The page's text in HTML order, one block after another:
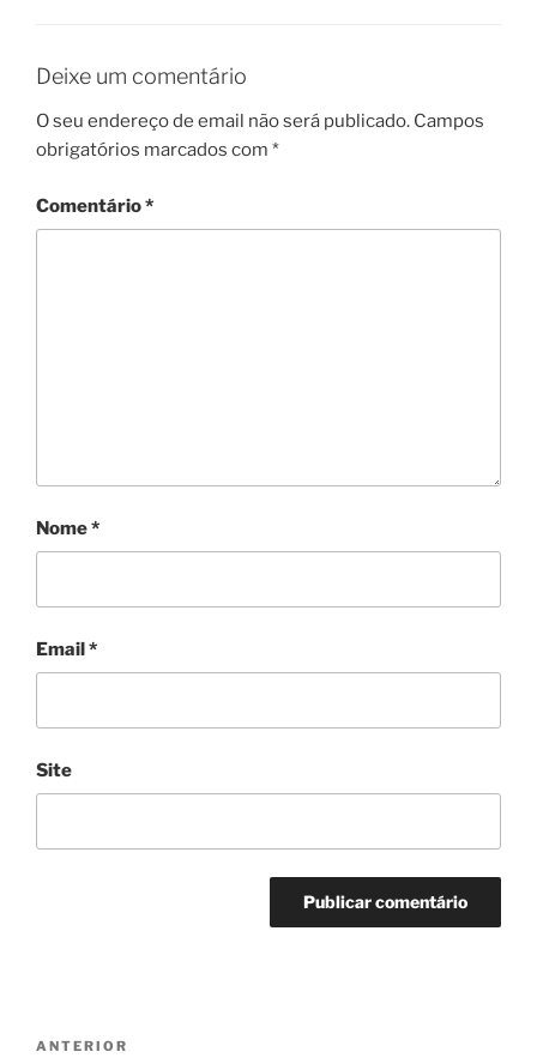
Deixe um comentário
O seu endereço de email não será publicado. Campos
obrigatórios marcados com *
Comentário*
Nome*
Email*
Site
Conteúdo
ANTERIOR